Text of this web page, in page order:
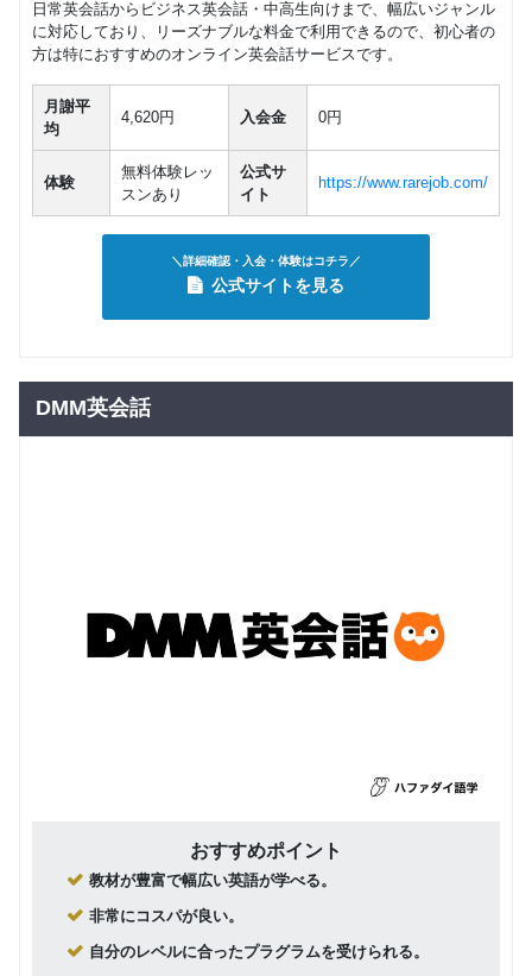
日常英会話からビジネス英会話・中高生向けまで、幅広いジャンル
に対応しており、リーズナブルな料金で利用できるので、初心者の
方は特におすすめのオンライン英会話サービスです。
月謝平
均
4,620円 入会金 0円
体験
無料体験レッ
スンあり
公式サ
イト
https://www.rarejob.com/
＼詳細確認・入会・体験はコチラ／
公式サイトを見る
DMM英会話
おすすめポイント
教材が豊富で幅広い英語が学べる。
非常にコスパが良い。
自分のレベルに合ったプラグラムを受けられる。